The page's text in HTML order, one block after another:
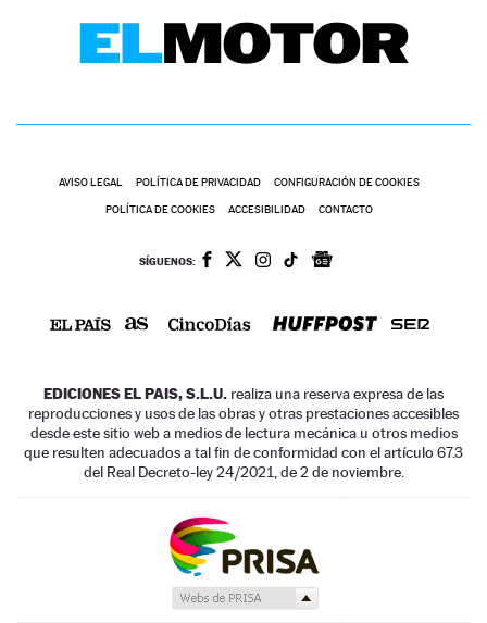
AVISO LEGAL POLÍTICA DE PRIVACIDAD CONFIGURACIÓN DE COOKIES
POLÍTICA DE COOKIES ACCESIBILIDAD CONTACTO
SÍGUENOS:
EDICIONES EL PAIS, S.L.U. realiza una reserva expresa de las
reproducciones y usos de las obras y otras prestaciones accesibles
desde este sitio web a medios de lectura mecánica u otros medios
que resulten adecuados a tal fin de conformidad con el artículo 67.3
del Real Decreto-ley 24/2021, de 2 de noviembre.